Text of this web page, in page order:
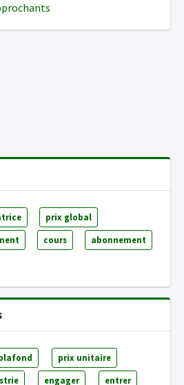
prix global
cours abonnement
prix unitaire
engager entrer